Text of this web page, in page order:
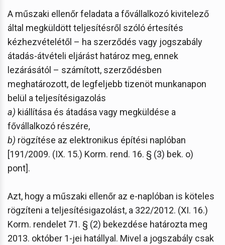
A műszaki ellenőr feladata a fővállalkozó kivitelező
által megküldött teljesítésről szóló értesítés
kézhezvételétől – ha szerződés vagy jogszabály
átadás-átvételi eljárást határoz meg, ennek
lezárásától – számított, szerződésben
meghatározott, de legfeljebb tizenöt munkanapon
belül a teljesítésigazolás
a) kiállítása és átadása vagy megküldése a
fővállalkozó részére,
b) rögzítése az elektronikus építési naplóban
[191/2009. (IX. 15.) Korm. rend. 16. § (3) bek. o)
pont].
Azt, hogy a műszaki ellenőr az e-naplóban is köteles
rögzíteni a teljesítésigazolást, a 322/2012. (XI. 16.)
Korm. rendelet 71. § (2) bekezdése határozta meg
2013. október 1-jei hatállyal. Mivel a jogszabály csak